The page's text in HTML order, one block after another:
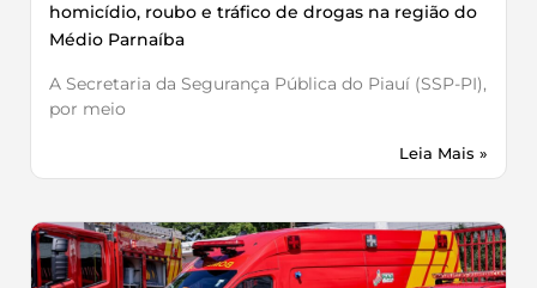
homicídio, roubo e tráfico de drogas na região do
Médio Parnaíba
A Secretaria da Segurança Pública do Piauí (SSP-PI),
por meio
Leia Mais »